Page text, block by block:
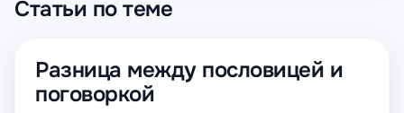
Статьи по теме
Разница между пословицей и
поговоркой